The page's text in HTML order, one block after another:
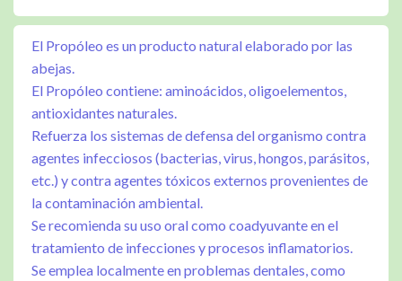
El Propóleo es un producto natural elaborado por las
abejas.
El Propóleo contiene: aminoácidos, oligoelementos,
antioxidantes naturales.
Refuerza los sistemas de defensa del organismo contra
agentes infecciosos (bacterias, virus, hongos, parásitos,
etc.) y contra agentes tóxicos externos provenientes de
la contaminación ambiental.
Se recomienda su uso oral como coadyuvante en el
tratamiento de infecciones y procesos inflamatorios.
Se emplea localmente en problemas dentales, como